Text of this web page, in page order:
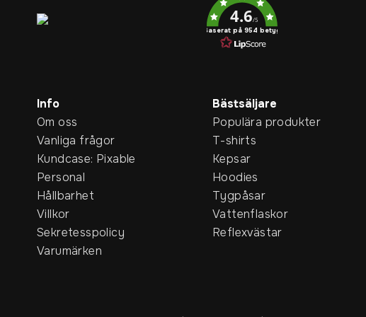
4.6/5
Baserat på 954 betyg
Info
Om oss
Vanliga frågor
Kundcase: Pixable
Personal
Hållbarhet
Villkor
Sekretesspolicy
Varumärken
Bästsäljare
Populära produkter
T-shirts
Kepsar
Hoodies
Tygpåsar
Vattenflaskor
Reflexvästar